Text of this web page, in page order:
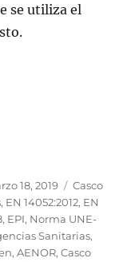
se utiliza el
18, 2019 Categorías
Casco
, EN 14052:2012, EN
, EPI, Norma UNE-
Sanitarias,
,AENOR,Casco